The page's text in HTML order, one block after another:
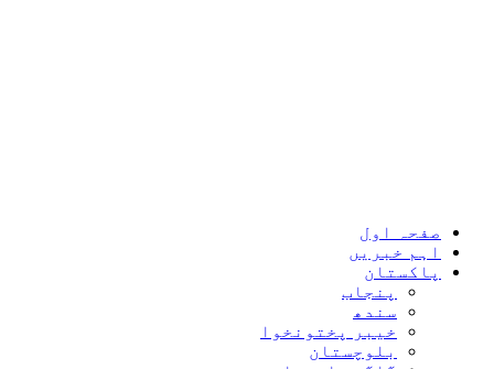
صفحہ اول
اہم خبریں
پاکستان
پنجاب
سندھ
خیبر پختونخوا
بلوچستان